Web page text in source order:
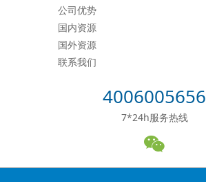
公司优势
国内资源
国外资源
联系我们
4006005656
7*24h服务热线